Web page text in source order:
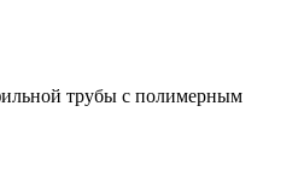
трубы с полимерным